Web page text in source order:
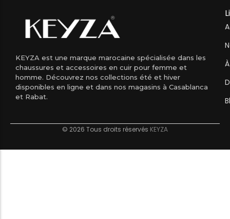
KEYZA est une marque marocaine spécialisée dans les
chaussures et accessoires en cuir pour femme et
homme. Découvrez nos collections été et hiver
disponibles en ligne et dans nos magasins à Casablanca
et Rabat.
© 2026 Tous droits réservés KEYZA